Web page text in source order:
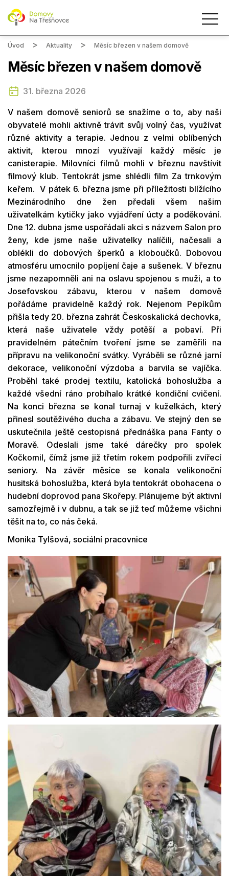
Úvod Aktuality Měsíc březen v našem domově
Měsíc březen v našem domově
31. března 2026
V našem domově seniorů se snažíme o to, aby naši
obyvatelé mohli aktivně trávit svůj volný čas, využívat
různé aktivity a terapie. Jednou z velmi oblíbených
aktivit, kterou mnozí využívají každý měsíc je
canisterapie. Milovníci filmů mohli v březnu navštívit
filmový klub. Tentokrát jsme shlédli film Za trnkovým
keřem. V pátek 6. března jsme při příležitosti blížícího
Mezinárodního dne žen předali všem našim
uživatelkám kytičky jako vyjádření úcty a poděkování.
Dne 12. dubna jsme uspořádali akci s názvem Salon pro
ženy, kde jsme naše uživatelky nalíčili, načesali a
oblékli do dobových šperků a kloboučků. Dobovou
atmosféru umocnilo popíjení čaje a sušenek. V březnu
jsme nezapomněli ani na oslavu spojenou s muži, a to
Josefovskou zábavu, kterou v našem domově
pořádáme pravidelně každý rok. Nejenom Pepíkům
přišla tedy 20. března zahrát Českoskalická dechovka,
která naše uživatele vždy potěší a pobaví. Při
pravidelném pátečním tvoření jsme se zaměřili na
přípravu na velikonoční svátky. Vyráběli se různé jarní
dekorace, velikonoční výzdoba a barvila se vajíčka.
Proběhl také prodej textilu, katolická bohoslužba a
každé všední ráno probíhalo krátké kondiční cvičení.
Na konci března se konal turnaj v kuželkách, který
přinesl soutěživého ducha a zábavu. Ve stejný den se
uskutečnila ještě cestopisná přednáška pana Fanty o
Moravě. Odeslali jsme také dárečky pro spolek
Kočkomil, čímž jsme již třetím rokem podpořili zvířecí
seniory. Na závěr měsíce se konala velikonoční
husitská bohoslužba, která byla tentokrát obohacena o
hudební doprovod pana Skořepy. Plánujeme být aktivní
samozřejmě i v dubnu, a tak se již teď můžeme všichni
těšit na to, co nás čeká.
Monika Tylšová, sociální pracovnice